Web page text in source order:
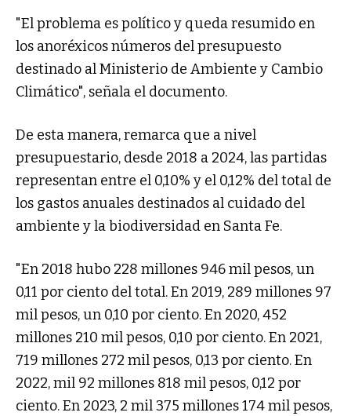
"El problema es político y queda resumido en
los anoréxicos números del presupuesto
destinado al Ministerio de Ambiente y Cambio
Climático", señala el documento.
De esta manera, remarca que a nivel
presupuestario, desde 2018 a 2024, las partidas
representan entre el 0,10% y el 0,12% del total de
los gastos anuales destinados al cuidado del
ambiente y la biodiversidad en Santa Fe.
"En 2018 hubo 228 millones 946 mil pesos, un
0,11 por ciento del total. En 2019, 289 millones 97
mil pesos, un 0,10 por ciento. En 2020, 452
millones 210 mil pesos, 0,10 por ciento. En 2021,
719 millones 272 mil pesos, 0,13 por ciento. En
2022, mil 92 millones 818 mil pesos, 0,12 por
ciento. En 2023, 2 mil 375 millones 174 mil pesos,